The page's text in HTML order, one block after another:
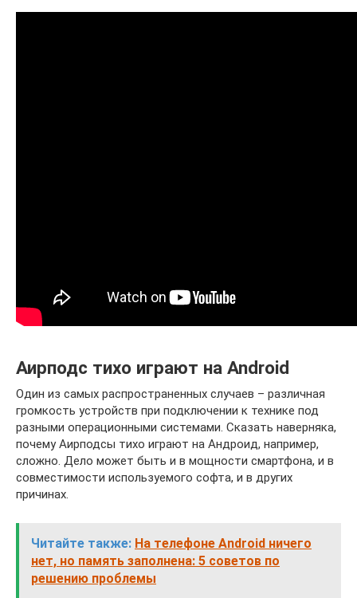
Аирподс тихо играют на Android
Один из самых распространенных случаев – различная
громкость устройств при подключении к технике под
разными операционными системами. Сказать наверняка,
почему Аирподсы тихо играют на Андроид, например,
сложно. Дело может быть и в мощности смартфона, и в
совместимости используемого софта, и в других
причинах.
Читайте также: На телефоне Android ничего
нет, но память заполнена: 5 советов по
решению проблемы